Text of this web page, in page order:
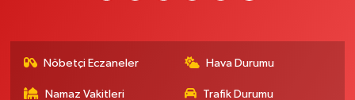
Nöbetçi Eczaneler Hava Durumu
Namaz Vakitleri Trafik Durumu